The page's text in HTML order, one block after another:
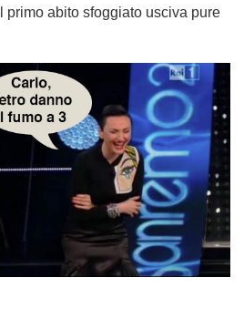
primo abito sfoggiato usciva pure